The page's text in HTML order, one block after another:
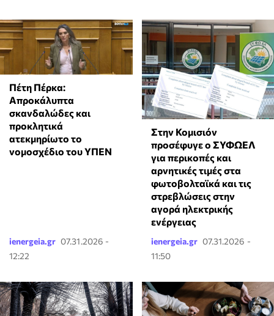
Πέτη Πέρκα:
Απροκάλυπτα
σκανδαλώδες και
προκλητικά
ατεκμηρίωτο το
νομοσχέδιο του ΥΠΕΝ
ienergeia.gr 07.31.2026 -
12:22
Στην Κομισιόν
προσέφυγε ο ΣΥΦΩΕΛ
για περικοπές και
αρνητικές τιμές στα
φωτοβολταϊκά και τις
στρεβλώσεις στην
αγορά ηλεκτρικής
ενέργειας
ienergeia.gr 07.31.2026 -
11:50